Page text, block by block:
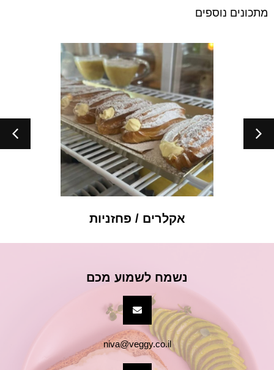
מתכונים נוספים
נשמח לשמוע מכם
niva@veggy.co.il